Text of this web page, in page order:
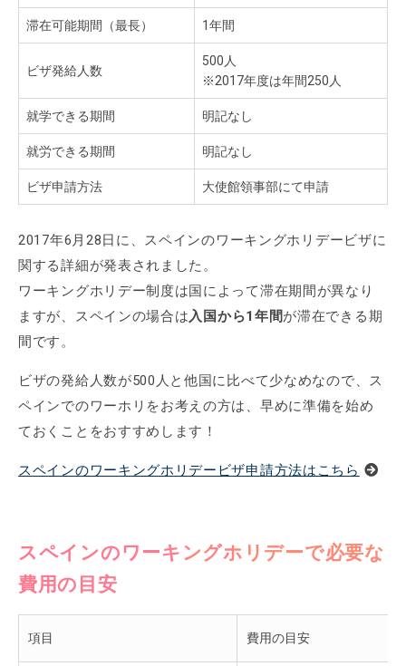
滞在可能期間（最長） 1年間
ビザ発給人数
500人
※2017年度は年間250人
就学できる期間 明記なし
就労できる期間 明記なし
ビザ申請方法 大使館領事部にて申請
2017年6月28日に、スペインのワーキングホリデービザに
関する詳細が発表されました。
ワーキングホリデー制度は国によって滞在期間が異なり
ますが、スペインの場合は入国から1年間が滞在できる期
間です。
ビザの発給人数が500人と他国に比べて少なめなので、ス
ペインでのワーホリをお考えの方は、早めに準備を始め
ておくことをおすすめします！
スペインのワーキングホリデービザ申請方法はこちら
スペインのワーキングホリデーで必要な
費用の目安
項目 費用の目安